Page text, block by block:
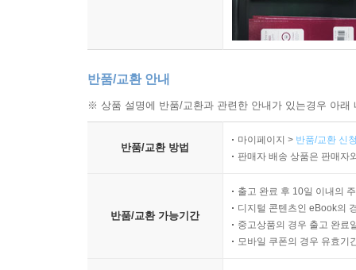
반품/교환 안내
※ 상품 설명에 반품/교환과 관련한 안내가 있는경우 아
반품/교환 방법
마이페이지 > 반품/교환 신
판매자 배송 상품은 판매자
반품/교환 가능기간
출고 완료 후 10일 이내의
디지털 콘텐츠인 eBook의
중고상품의 경우 출고 완료
모바일 쿠폰의 경우 유효기